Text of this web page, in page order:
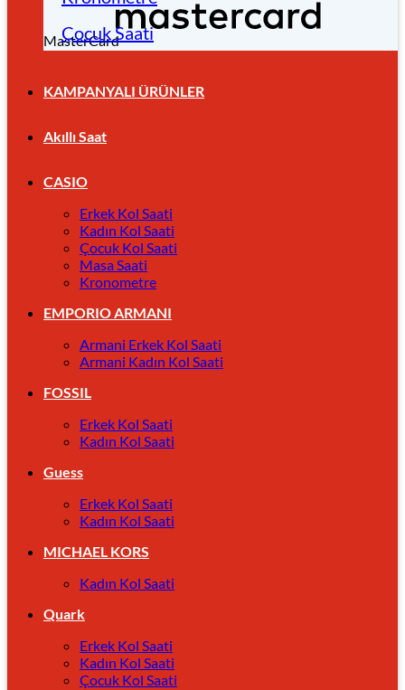
MasterCard
Çocuk Saati
KAMPANYALI ÜRÜNLER
Akıllı Saat
CASIO
Erkek Kol Saati
Kadın Kol Saati
Çocuk Kol Saati
Masa Saati
Kronometre
EMPORIO ARMANI
Armani Erkek Kol Saati
Armani Kadın Kol Saati
FOSSIL
Erkek Kol Saati
Kadın Kol Saati
Guess
Erkek Kol Saati
Kadın Kol Saati
MICHAEL KORS
Kadın Kol Saati
Quark
Erkek Kol Saati
Kadın Kol Saati
Çocuk Kol Saati